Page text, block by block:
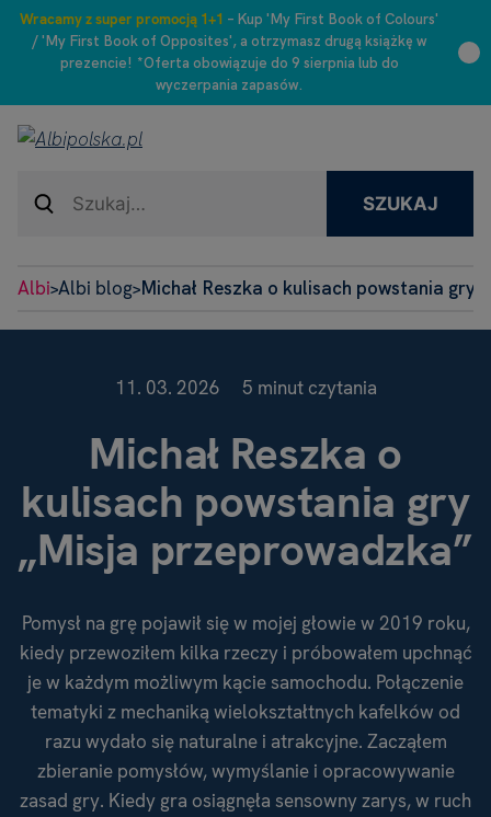
Wracamy z super promocją 1+1 – Kup 'My First Book of Colours'
/ 'My First Book of Opposites', a otrzymasz drugą książkę w
prezencie! *Oferta obowiązuje do 9 sierpnia lub do
wyczerpania zapasów.
SZUKAJ
Albi>Albi blog>Michał Reszka o kulisach powstania gry
11. 03. 2026 5 minut czytania
Michał Reszka o
kulisach powstania gry
„Misja przeprowadzka”
Pomysł na grę pojawił się w mojej głowie w 2019 roku,
kiedy przewoziłem kilka rzeczy i próbowałem upchnąć
je w każdym możliwym kącie samochodu. Połączenie
tematyki z mechaniką wielokształtnych kafelków od
razu wydało się naturalne i atrakcyjne. Zacząłem
zbieranie pomysłów, wymyślanie i opracowywanie
zasad gry. Kiedy gra osiągnęła sensowny zarys, w ruch